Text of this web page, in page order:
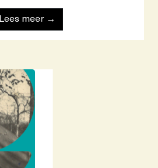
Lees meer →